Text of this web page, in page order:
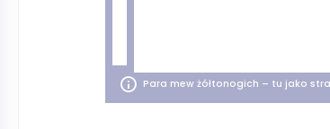
Para mew żółtonogich – tu jako